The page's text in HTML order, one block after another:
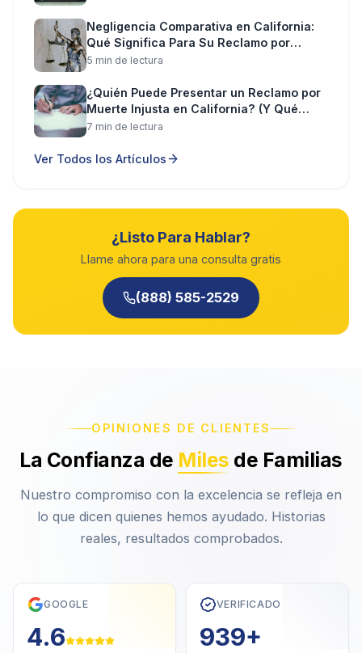
Negligencia Comparativa en California:
Qué Significa Para Su Reclamo por
Lesiones
5 min de lectura
¿Quién Puede Presentar un Reclamo por
Muerte Injusta en California? (Y Qué
Puede Recuperar)
7 min de lectura
Ver Todos los Artículos
¿Listo Para Hablar?
Llame ahora para una consulta gratis
(888) 585-2529
OPINIONES DE CLIENTES
La Confianza de Miles de Familias
Nuestro compromiso con la excelencia se refleja en
lo que dicen quienes hemos ayudado. Historias
reales, resultados comprobados.
GOOGLE
4.7
VERIFICADO
1,000